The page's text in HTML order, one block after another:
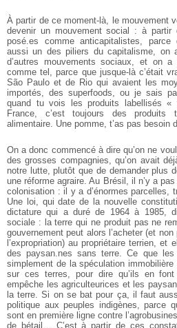
À partir de ce moment-là, le mouvement
devenir un mouvement social : à partir
posé.es comme anticapitalistes, parce
aussi un des piliers du capitalisme, on
d’autres mouvements sociaux, et on
comme tel, parce que jusque-là c’était
São Paulo et de Rio qui avaient les
importés, des superfoods, ou je sais
quand tu vois les produits labellisés «
France, c’est toujours des produits
alimentaire. Une pomme, t’as pas besoin
On a donc commencé à dire qu’on ne
des grosses compagnies, qu’on avait
notre lutte, plutôt que de demander plus
une réforme agraire. Au Brésil, il n’y a
colonisation : il y a d’énormes parcelles,
Une loi, qui date de la nouvelle
dictature qui a duré de 1964 à 1985,
sociale : la terre qui ne produit pas ne
gouvernement peut alors l’acheter (et
l’expropriation) au propriétaire terrien,
des paysan.nes sans terre. Ce que les
simplement de la spéculation
sur ces terres, pour dire qu’ils en
empêche les agriculteurices et les
la terre. Si on se bat pour ça, il faut
politique aux peuples indigènes, parce
sont en première ligne contre
de bétail… C’est à partir de ces